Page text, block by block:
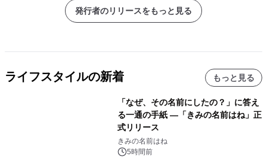
発行者のリリースをもっと見る
ライフスタイルの新着 もっと見る
「なぜ、その名前にしたの？」に答え
る一通の手紙 ―「きみの名前はね」正
式リリース
きみの名前はね
5時間前